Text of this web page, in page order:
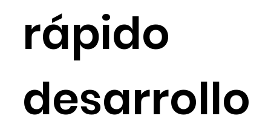
rápido
desarrollo